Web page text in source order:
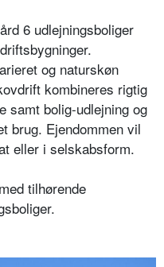
6 udlejningsboliger
og naturskøn
kombineres rigtig
samt bolig-udlejning og
brug. Ejendommen vil
eller i selskabsform.
tilhørende